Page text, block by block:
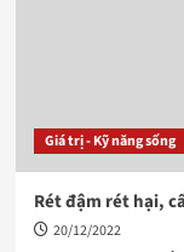
Giá trị - Kỹ năng sống
Rét đậm rét hại,
20/12/2022